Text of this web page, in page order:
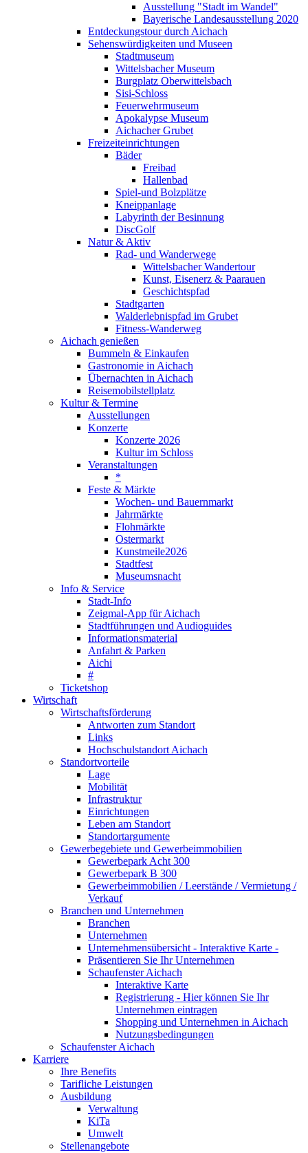
Ausstellung "Stadt im Wandel"
Bayerische Landesausstellung 2020
Entdeckungstour durch Aichach
Sehenswürdigkeiten und Museen
Stadtmuseum
Wittelsbacher Museum
Burgplatz Oberwittelsbach
Sisi-Schloss
Feuerwehrmuseum
Apokalypse Museum
Aichacher Grubet
Freizeiteinrichtungen
Bäder
Freibad
Hallenbad
Spiel-und Bolzplätze
Kneippanlage
Labyrinth der Besinnung
DiscGolf
Natur & Aktiv
Rad- und Wanderwege
Wittelsbacher Wandertour
Kunst, Eisenerz & Paarauen
Geschichtspfad
Stadtgarten
Walderlebnispfad im Grubet
Fitness-Wanderweg
Aichach genießen
Bummeln & Einkaufen
Gastronomie in Aichach
Übernachten in Aichach
Reisemobilstellplatz
Kultur & Termine
Ausstellungen
Konzerte
Konzerte 2026
Kultur im Schloss
Veranstaltungen
*
Feste & Märkte
Wochen- und Bauernmarkt
Jahrmärkte
Flohmärkte
Ostermarkt
Kunstmeile2026
Stadtfest
Museumsnacht
Info & Service
Stadt-Info
Zeigmal-App für Aichach
Stadtführungen und Audioguides
Informationsmaterial
Anfahrt & Parken
Aichi
#
Ticketshop
Wirtschaft
Wirtschaftsförderung
Antworten zum Standort
Links
Hochschulstandort Aichach
Standortvorteile
Lage
Mobilität
Infrastruktur
Einrichtungen
Leben am Standort
Standortargumente
Gewerbegebiete und Gewerbeimmobilien
Gewerbepark Acht 300
Gewerbepark B 300
Gewerbeimmobilien / Leerstände / Vermietung /
Verkauf
Branchen und Unternehmen
Branchen
Unternehmen
Unternehmensübersicht - Interaktive Karte -
Präsentieren Sie Ihr Unternehmen
Schaufenster Aichach
Interaktive Karte
Registrierung - Hier können Sie Ihr
Unternehmen eintragen
Shopping und Unternehmen in Aichach
Nutzungsbedingungen
Schaufenster Aichach
Karriere
Ihre Benefits
Tarifliche Leistungen
Ausbildung
Verwaltung
KiTa
Umwelt
Stellenangebote